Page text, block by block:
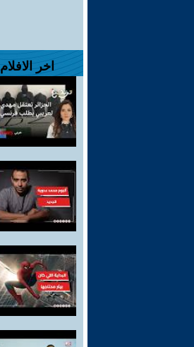
اخر الافلام